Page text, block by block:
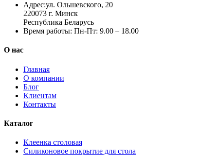
Адрес:ул. Ольшевского, 20
220073 г. Минск
Республика Беларусь
Время работы: Пн-Пт: 9.00 – 18.00
О нас
Главная
О компании
Блог
Клиентам
Контакты
Каталог
Клеенка столовая
Силиконовое покрытие для стола